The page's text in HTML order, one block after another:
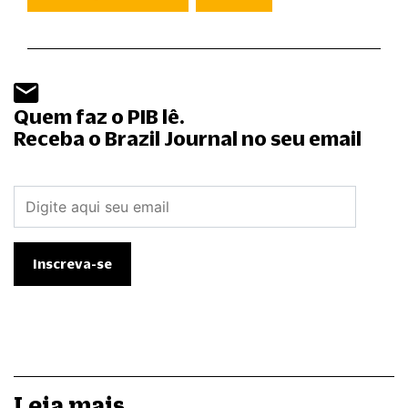
Quem faz o PIB lê.
Receba o Brazil Journal no seu email